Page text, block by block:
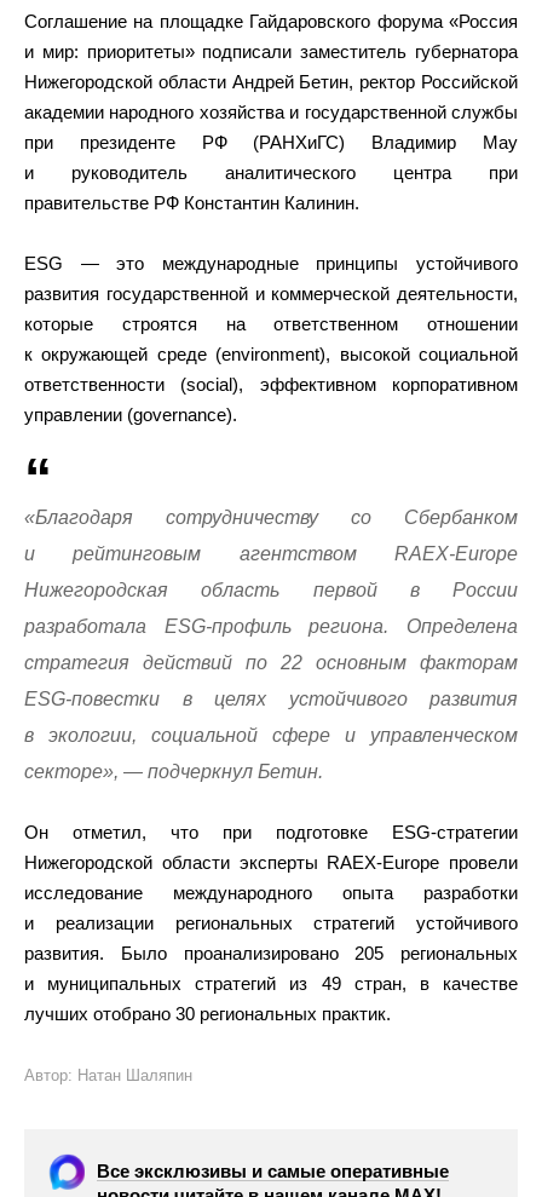
Соглашение на площадке Гайдаровского форума «Россия
и мир: приоритеты» подписали заместитель губернатора
Нижегородской области Андрей Бетин, ректор Российской
академии народного хозяйства и государственной службы
при президенте РФ (РАНХиГС) Владимир Мау
и руководитель аналитического центра при
правительстве РФ Константин Калинин.
ESG — это международные принципы устойчивого
развития государственной и коммерческой деятельности,
которые строятся на ответственном отношении
к окружающей среде (environment), высокой социальной
ответственности (social), эффективном корпоративном
управлении (governance).
«Благодаря сотрудничеству со Сбербанком
и рейтинговым агентством RAEX-Europe
Нижегородская область первой в России
разработала ESG-профиль региона. Определена
стратегия действий по 22 основным факторам
ESG-повестки в целях устойчивого развития
в экологии, социальной сфере и управленческом
секторе», — подчеркнул Бетин.
Он отметил, что при подготовке ESG-стратегии
Нижегородской области эксперты RAEX-Europe провели
исследование международного опыта разработки
и реализации региональных стратегий устойчивого
развития. Было проанализировано 205 региональных
и муниципальных стратегий из 49 стран, в качестве
лучших отобрано 30 региональных практик.
Автор: Натан Шаляпин
Все эксклюзивы и самые оперативные